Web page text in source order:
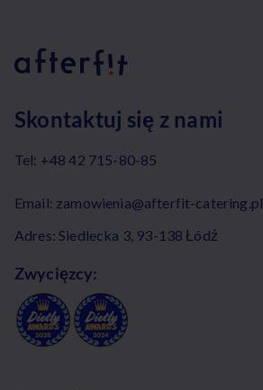
Skontaktuj się z nami
Tel: +48 42 715-80-85
Email: zamowienia@afterfit-catering.pl
Adres: Siedlecka 3, 93-138 Łódź
Zwycięzcy: